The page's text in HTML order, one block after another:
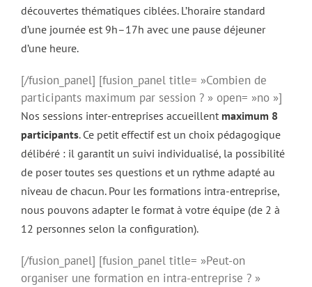
découvertes thématiques ciblées. L’horaire standard
d’une journée est 9h–17h avec une pause déjeuner
d’une heure.
[/fusion_panel] [fusion_panel title= »Combien de
participants maximum par session ? » open= »no »]
Nos sessions inter-entreprises accueillent maximum 8
participants. Ce petit effectif est un choix pédagogique
délibéré : il garantit un suivi individualisé, la possibilité
de poser toutes ses questions et un rythme adapté au
niveau de chacun. Pour les formations intra-entreprise,
nous pouvons adapter le format à votre équipe (de 2 à
12 personnes selon la configuration).
[/fusion_panel] [fusion_panel title= »Peut-on
organiser une formation en intra-entreprise ? »